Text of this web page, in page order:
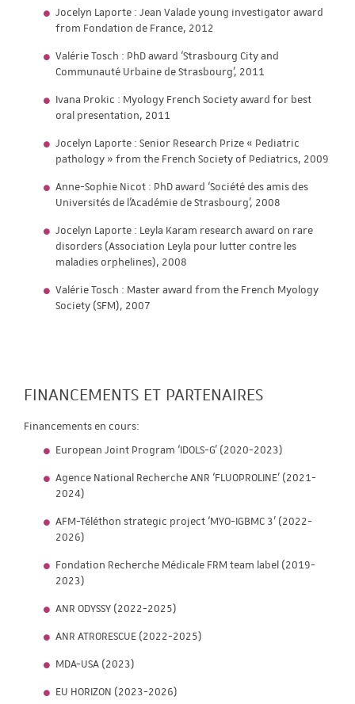
Jocelyn Laporte : Jean Valade young investigator award
from Fondation de France, 2012
Valérie Tosch : PhD award ‘Strasbourg City and
Communauté Urbaine de Strasbourg’, 2011
Ivana Prokic : Myology French Society award for best
oral presentation, 2011
Jocelyn Laporte : Senior Research Prize « Pediatric
pathology » from the French Society of Pediatrics, 2009
Anne-Sophie Nicot : PhD award ‘Société des amis des
Universités de l'Académie de Strasbourg’, 2008
Jocelyn Laporte : Leyla Karam research award on rare
disorders (Association Leyla pour lutter contre les
maladies orphelines), 2008
Valérie Tosch : Master award from the French Myology
Society (SFM), 2007
FINANCEMENTS ET PARTENAIRES
Financements en cours:
European Joint Program ‘IDOLS-G’ (2020-2023)
Agence National Recherche ANR ‘FLUOPROLINE’ (2021-
2024)
AFM-Téléthon strategic project ‘MYO-IGBMC 3’ (2022-
2026)
Fondation Recherche Médicale FRM team label (2019-
2023)
ANR ODYSSY (2022-2025)
ANR ATRORESCUE (2022-2025)
MDA-USA (2023)
EU HORIZON (2023-2026)